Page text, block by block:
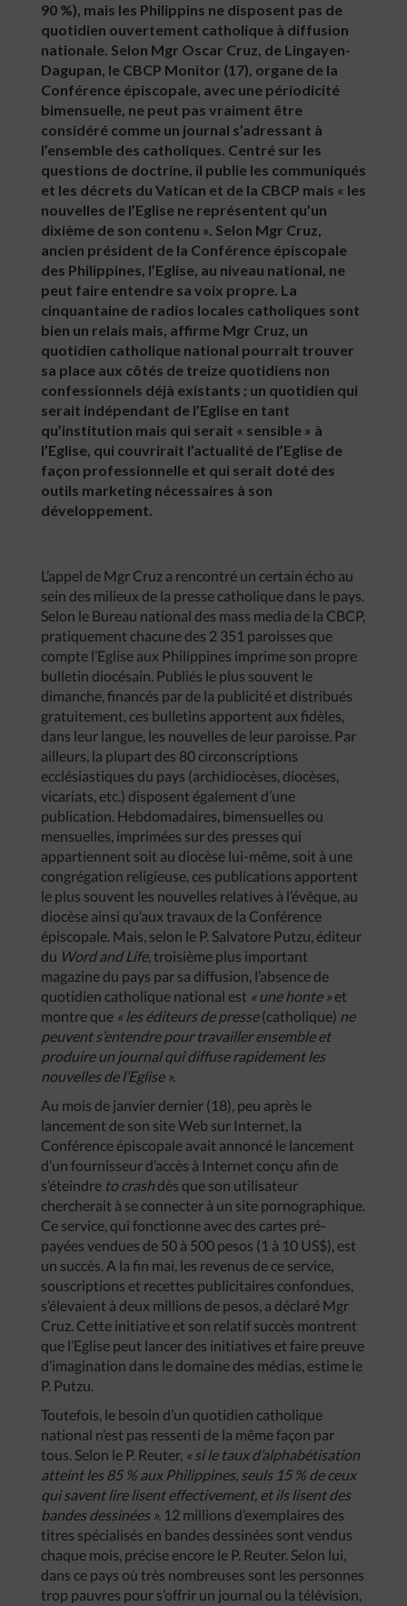
90 %), mais les Philippins ne disposent pas de
quotidien ouvertement catholique à diffusion
nationale. Selon Mgr Oscar Cruz, de Lingayen-
Dagupan, le CBCP Monitor (17), organe de la
Conférence épiscopale, avec une périodicité
bimensuelle, ne peut pas vraiment être
considéré comme un journal s’adressant à
l’ensemble des catholiques. Centré sur les
questions de doctrine, il publie les communiqués
et les décrets du Vatican et de la CBCP mais « les
nouvelles de l’Eglise ne représentent qu’un
dixième de son contenu ». Selon Mgr Cruz,
ancien président de la Conférence épiscopale
des Philippines, l’Eglise, au niveau national, ne
peut faire entendre sa voix propre. La
cinquantaine de radios locales catholiques sont
bien un relais mais, affirme Mgr Cruz, un
quotidien catholique national pourrait trouver
sa place aux côtés de treize quotidiens non
confessionnels déjà existants ; un quotidien qui
serait indépendant de l’Eglise en tant
qu’institution mais qui serait « sensible » à
l’Eglise, qui couvrirait l’actualité de l’Eglise de
façon professionnelle et qui serait doté des
outils marketing nécessaires à son
développement.
L’appel de Mgr Cruz a rencontré un certain écho au
sein des milieux de la presse catholique dans le pays.
Selon le Bureau national des mass media de la CBCP,
pratiquement chacune des 2 351 paroisses que
compte l’Eglise aux Philippines imprime son propre
bulletin diocésain. Publiés le plus souvent le
dimanche, financés par de la publicité et distribués
gratuitement, ces bulletins apportent aux fidèles,
dans leur langue, les nouvelles de leur paroisse. Par
ailleurs, la plupart des 80 circonscriptions
ecclésiastiques du pays (archidiocèses, diocèses,
vicariats, etc.) disposent également d’une
publication. Hebdomadaires, bimensuelles ou
mensuelles, imprimées sur des presses qui
appartiennent soit au diocèse lui-même, soit à une
congrégation religieuse, ces publications apportent
le plus souvent les nouvelles relatives à l’évêque, au
diocèse ainsi qu’aux travaux de la Conférence
épiscopale. Mais, selon le P. Salvatore Putzu, éditeur
du WordandLife, troisième plus important
magazine du pays par sa diffusion, l’absence de
quotidien catholique national est « unehonte » et
montre que « leséditeursdepresse(catholique) ne
peuvents’entendrepourtravaillerensembleet
produire un journalquidiffuserapidement les
nouvellesde l’Eglise ».
Au mois de janvier dernier (18), peu après le
lancement de son site Web sur Internet, la
Conférence épiscopale avait annoncé le lancement
d’un fournisseur d’accès à Internet conçu afin de
s’éteindre tocrash dès que son utilisateur
chercherait à se connecter à un site pornographique.
Ce service, qui fonctionne avec des cartes pré-
payées vendues de 50 à 500 pesos (1 à 10 US$), est
un succès. A la fin mai, les revenus de ce service,
souscriptions et recettes publicitaires confondues,
s’élevaient à deux millions de pesos, a déclaré Mgr
Cruz. Cette initiative et son relatif succès montrent
que l’Eglise peut lancer des initiatives et faire preuve
d’imagination dans le domaine des médias, estime le
P. Putzu.
Toutefois, le besoin d’un quotidien catholique
national n’est pas ressenti de la même façon par
tous. Selon le P. Reuter, «sile tauxd’alphabétisation
atteint les85 %aux Philippines, seuls 15 %deceux
quisavent lire lisenteffectivement, et ils lisentdes
bandesdessinées ». 12 millions d’exemplaires des
titres spécialisés en bandes dessinées sont vendus
chaque mois, précise encore le P. Reuter. Selon lui,
dans ce pays où très nombreuses sont les personnes
trop pauvres pour s’offrir un journal ou la télévision,